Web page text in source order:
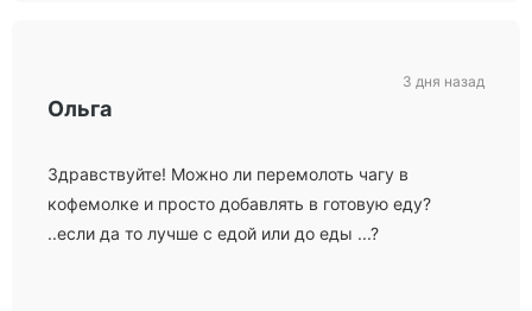
Ольга
Здравствуйте! Можно ли перемолоть чагу в
кофемолке и просто добавлять в готовую еду?
..если да то лучше с едой или до еды ...?
3 дня назад